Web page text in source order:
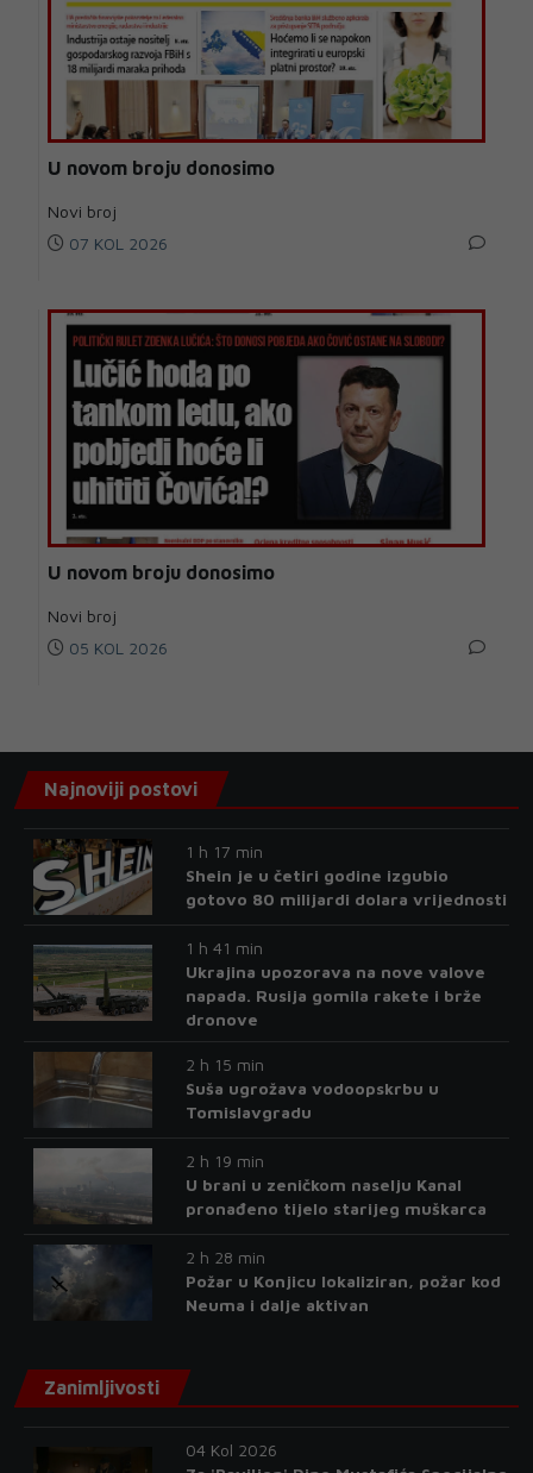
U novom broju donosimo
Novi broj
07 KOL 2026
U novom broju donosimo
Novi broj
05 KOL 2026
Najnoviji postovi
1 h 17 min
Shein je u četiri godine izgubio
gotovo 80 milijardi dolara vrijednosti
1 h 41 min
Ukrajina upozorava na nove valove
napada. Rusija gomila rakete i brže
dronove
2 h 15 min
Suša ugrožava vodoopskrbu u
Tomislavgradu
2 h 19 min
U brani u zeničkom naselju Kanal
pronađeno tijelo starijeg muškarca
2 h 28 min
Požar u Konjicu lokaliziran, požar kod
Neuma i dalje aktivan
Zanimljivosti
04 Kol 2026